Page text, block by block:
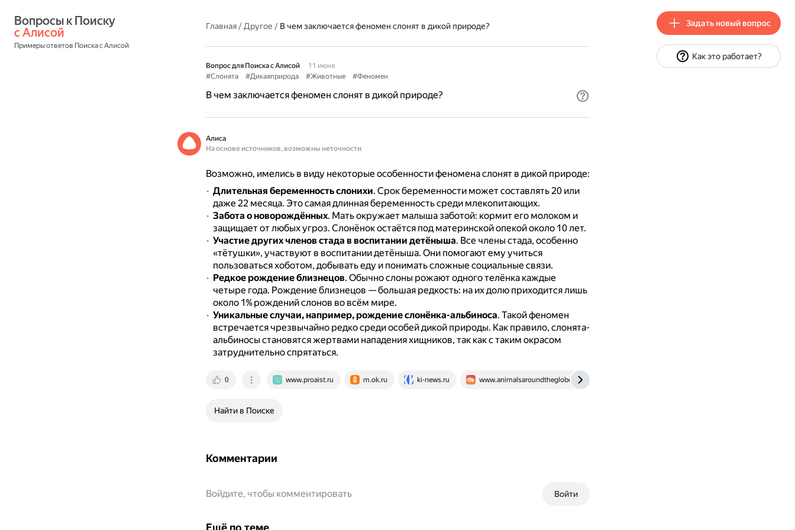
с Алисой
Примеры ответов Поиска с Алисой
Главная/Другое / В чем заключается феномен слонят в дикой природе?
Вопрос для Поиска с Алисой
11 июня
#Слонята
#Дикаяприрода #Животные #Феномен
В чем заключается феномен слонят в дикой природе?
Алиса
На основе источников, возможны неточности
Возможно, имелись в виду некоторые особенности феномена слонят в дикой природе:
Длительная беременность слонихи. Срок беременности может составлять 20 или
даже 22 месяца. Это самая длинная беременность среди млекопитающих.
Забота о новорождённых. Мать окружает малыша заботой: кормит его молоком и
защищает от любых угроз. Слонёнок остаётся под материнской опекой около 10 лет.
Участие других членов стада в воспитании детёныша. Все члены стада, особенно
«тётушки», участвуют в воспитании детёныша. Они помогают ему учиться
пользоваться хоботом, добывать еду и понимать сложные социальные связи.
Редкое рождение близнецов. Обычно слоны рожают одного телёнка каждые
четыре года. Рождение близнецов — большая редкость: на их долю приходится лишь
около 1% рождений слонов во всём мире.
Уникальные случаи, например, рождение слонёнка-альбиноса. Такой феномен
встречается чрезвычайно редко среди особей дикой природы. Как правило, слонята-
альбиносы становятся жертвами нападения хищников, так как с таким окрасом
затруднительно спрятаться.
0 www.proaist.ru m.ok.ru ki-news.ru www.animalsaroundtheglobe.com
Найти в Поиске
Комментарии
Войти
Войдите, чтобы комментировать
Ещё по теме
Задать новый вопрос
Как это работает?